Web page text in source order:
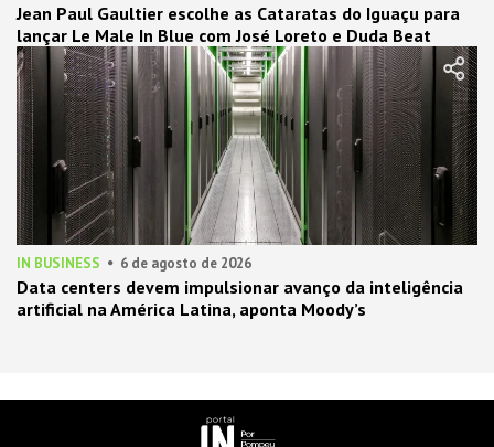
Jean Paul Gaultier escolhe as Cataratas do Iguaçu para
lançar Le Male In Blue com José Loreto e Duda Beat
IN BUSINESS 6 de agosto de 2026
Data centers devem impulsionar avanço da inteligência
artificial na América Latina, aponta Moody’s